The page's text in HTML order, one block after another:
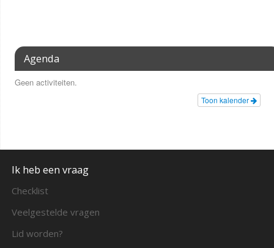
Agenda
Geen activiteiten.
Toon kalender
Ik heb een vraag
Checklist
Veelgestelde vragen
Lid worden?